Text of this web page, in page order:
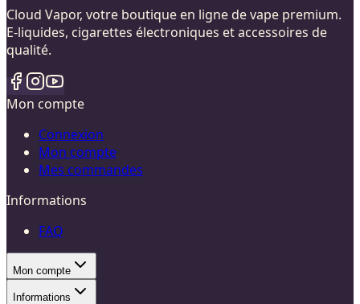
Cloud Vapor, votre boutique en ligne de vape premium.
E-liquides, cigarettes électroniques et accessoires de
qualité.
Mon compte
Connexion
Mon compte
Mes commandes
Informations
FAQ
Mon compte
Informations